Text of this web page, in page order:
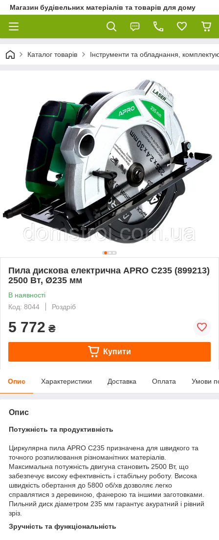
Магазин будівельних матеріалів та товарів для дому
Каталог товарів Інструменти та обладнання,
Пила дискова електрична APRO C235 (899213)
2500 Вт, Ø235 мм
В наявності
Код: 8044
Роздріб
5 772 ₴
Купити
Опис Характеристики Доставка Оплата Умови
Опис
Потужність та продуктивність
Циркулярна пила APRO C235 призначена для швидкого та
точного розпилювання різноманітних матеріалів.
Максимальна потужність двигуна становить 2500 Вт, що
забезпечує високу ефективність і стабільну роботу. Висока
швидкість обертання до 5800 об/хв дозволяє легко
справлятися з деревиною, фанерою та іншими заготовками.
Пильний диск діаметром 235 мм гарантує акуратний і рівний
зріз.
Зручність та функціональність